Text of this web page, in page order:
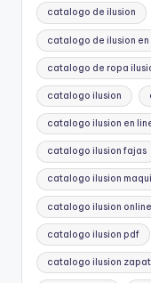
catalogo de ilusion
catalogo de ilusion en
catalogo de ropa
catalogo ilusion
catalogo ilusion en
catalogo ilusion fajas
catalogo ilusion
catalogo ilusion online
catalogo ilusion pdf
catalogo ilusion